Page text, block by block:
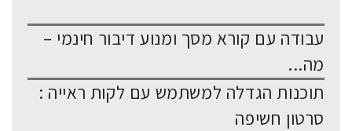
עבודה עם קורא מסך ומנוע דיבור חינמי –
מה...
תוכנות הגדלה למשתמש עם לקות ראייה :
סרטון חשיפה